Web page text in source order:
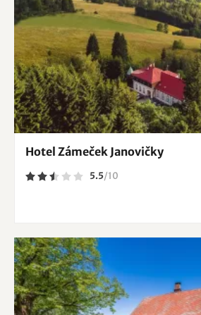
Hotel Zámeček Janovičky
5.5/10